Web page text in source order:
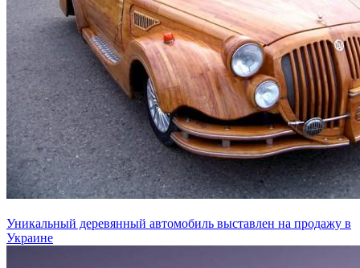
Уникальный деревянный автомобиль выставлен на продажу в
Украине